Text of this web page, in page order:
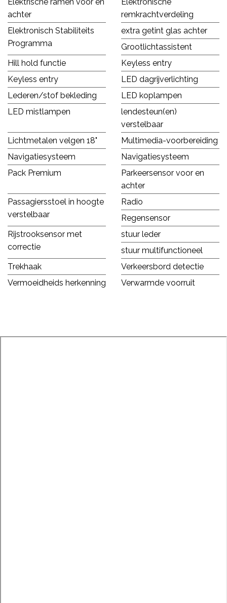
achter
remkrachtverdeling
Elektronisch Stabiliteits
Programma
extra getint glas achter
Grootlichtassistent
Hill hold functie
Keyless entry
Keyless entry
LED dagrijverlichting
Lederen/stof bekleding
LED koplampen
LED mistlampen
lendesteun(en)
verstelbaar
Lichtmetalen velgen 18"
Multimedia-voorbereiding
Navigatiesysteem
Navigatiesysteem
Pack Premium
Parkeersensor voor en
achter
Passagiersstoel in hoogte
verstelbaar
Radio
Regensensor
Rijstrooksensor met
correctie
stuur leder
stuur multifunctioneel
Trekhaak
Verkeersbord detectie
Vermoeidheids herkenning
Verwarmde voorruit